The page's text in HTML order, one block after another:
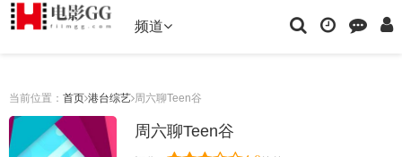
频道
当前位置： 首页 港台综艺 周六聊Teen谷
周六聊Teen谷